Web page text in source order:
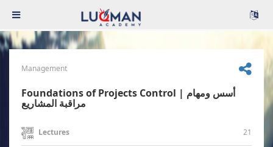
Management
Foundations of Projects Control | أسس ومهام
مراقبة المشاريع
Lectures 21